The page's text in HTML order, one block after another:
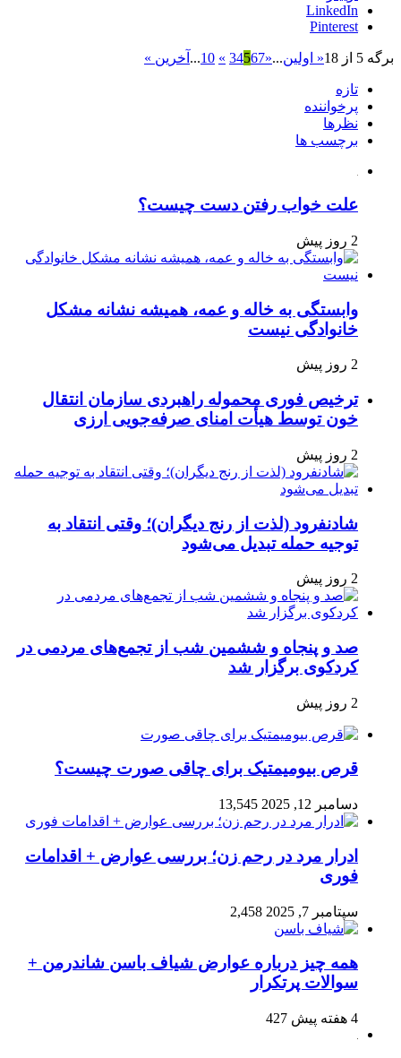
LinkedIn
Pinterest
برگه 5 از 18 « اولین...
«
34567
»
10
... آخرین »
تازه
پرخواننده
نظرها
برچسب ها
علت خواب رفتن دست چیست؟
2 روز پیش
وابستگی به خاله و عمه، همیشه نشانه مشکل
خانوادگی نیست
2 روز پیش
ترخیص فوری محموله راهبردی سازمان انتقال
خون توسط هیأت امنای صرفه‌جویی ارزی
2 روز پیش
شادنفرود (لذت از رنج دیگران)؛ وقتی انتقاد به
توجیه حمله تبدیل می‌شود
2 روز پیش
صد و پنجاه‌ و ششمین شب از تجمع‌های مردمی در
کردکوی برگزار شد
2 روز پیش
قرص بیومیمتیک برای چاقی صورت چیست؟
دسامبر 12, 2025 13,545
ادرار مرد در رحم زن؛ بررسی عوارض + اقدامات
فوری
سپتامبر 7, 2025 2,458
همه چیز درباره عوارض شیاف باسن شاندرمن +
سوالات پرتکرار
4 هفته پیش 427